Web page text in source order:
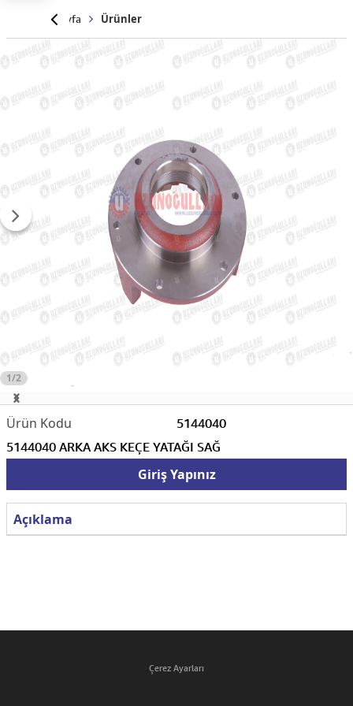
Anasayfa Ürünler
1/2
5144040
5144040 ARKA AKS KEÇE YATAĞI SAĞ
Giriş Yapınız
Açıklama
Çerez Ayarları